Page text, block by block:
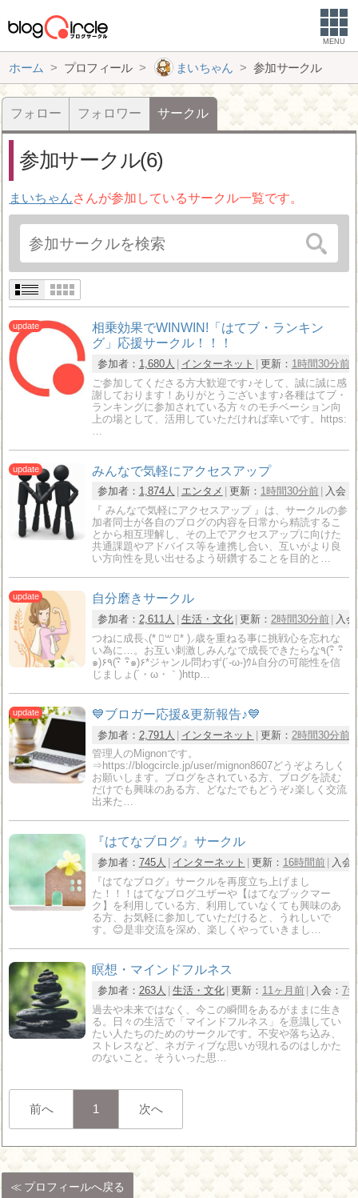
MENU
ホーム プロフィール まいちゃん 参加サークル
フォロー フォロワー サークル
参加サークル(6)
まいちゃんさんが参加しているサークル一覧です。
相乗効果でWINWIN!「はてブ・ランキン
グ」応援サークル！！！
参加者： 1,680人 インターネット 更新： 1時間30分前
ご参加してくださる方大歓迎です♪そして、誠に誠に感
謝しております！ありがとうございます♪各種はてブ・
ランキングに参加されている方々のモチベーション向
上の場として、活用していただければ幸いです。https:
みんなで気軽にアクセスアップ
参加者： 1,874人 エンタメ 更新： 1時間30分前 入会：
『 みんなで気軽にアクセスアップ 』は、サークルの参
加者同士が各自のブログの内容を日常から精読するこ
とから相互理解し、その上でアクセスアップに向けた
共通課題やアドバイス等を連携し合い、互いがより良
い方向性を見い出せるよう研鑽することを目的と…
自分磨きサークル
参加者： 2,611人 生活・文化 更新： 2時間30分前
入
つねに成長⸜(* ॑꒳ ॑* )⸝歳を重ねる事に挑戦心を忘れな
い為に…。お互い刺激しみんなで成長できたらな٩(･ิ ･ิ
๑)۶٩(･ิ ･ิ๑)۶*ジャンル問わず(´-ω-)ｳﾑ自分の可能性を信
じましょ(´・ω・｀)http…
💙ブロガー応援&更新報告♪💙
参加者： 2,791人 インターネット 更新： 2時間30分前
管理人のMignonです。
⇒https://blogcircle.jp/user/mignon8607どうぞよろしく
お願いします。ブログをされている方、ブログを読む
だけでも興味のある方、どなたでもどうぞ♪楽しく交流
出来た…
『はてなブログ』サークル
参加者： 745人 インターネット 更新： 16時間前
入会
『はてなブログ』サークルを再度立ち上げまし
た！！！はてなブログユザーや【はてなブックマー
ク】を利用している方、利用していなくても興味のあ
る方、お気軽に参加していただけると、うれしいで
す。😊是非交流を深め、楽しくやっていきまし…
瞑想・マインドフルネス
参加者： 263人 生活・文化 更新： 11ヶ月前 入会： 7
過去や未来ではなく、今この瞬間をあるがままに生き
る。日々の生活で「マインドフルネス」を意識してい
たい人たちのためのサークルです。不安や落ち込み、
ストレスなど、ネガティブな思いが現れるのはしかた
のないこと。そういった思…
前へ 1 次へ
プロフィールへ戻る